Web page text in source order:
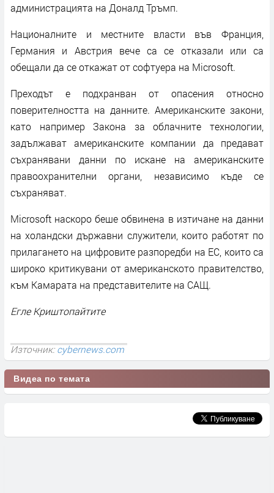
администрацията на Доналд Тръмп.
Националните и местните власти във Франция,
Германия и Австрия вече са се отказали или са
обещали да се откажат от софтуера на Microsoft.
Преходът е подхранван от опасения относно
поверителността на данните. Американските закони,
като например Закона за облачните технологии,
задължават американските компании да предават
съхранявани данни по искане на американските
правоохранителни органи, независимо къде се
съхраняват.
Microsoft наскоро беше обвинена в изтичане на данни
на холандски държавни служители, които работят по
прилагането на цифровите разпоредби на ЕС, които са
широко критикувани от американското правителство,
към Камарата на представителите на САЩ.
Егле Криштопайтите
Източник:cybernews.com
Видеа по темата